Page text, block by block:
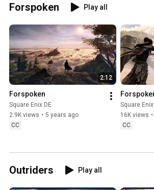
Forspoken Play all
2:12
Forspoken
Square Enix DE
2.9K views • 5 years ago
CC
Square Enix
16K views •
CC
Outriders Play all